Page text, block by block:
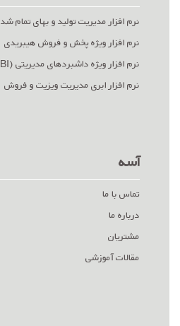
نرم افزار مدیریت تولید و بهای تمام شده
نرم افزار ویژه پخش و فروش هیبریدی
نرم افزار ویژه داشبردهای مدیریتی (BI)
نرم افزار ابری مدیریت ویزیت و فروش
آسه
تماس با ما
درباره ما
مشتریان
مقالات آموزشی